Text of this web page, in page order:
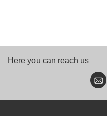
Here you can reach us